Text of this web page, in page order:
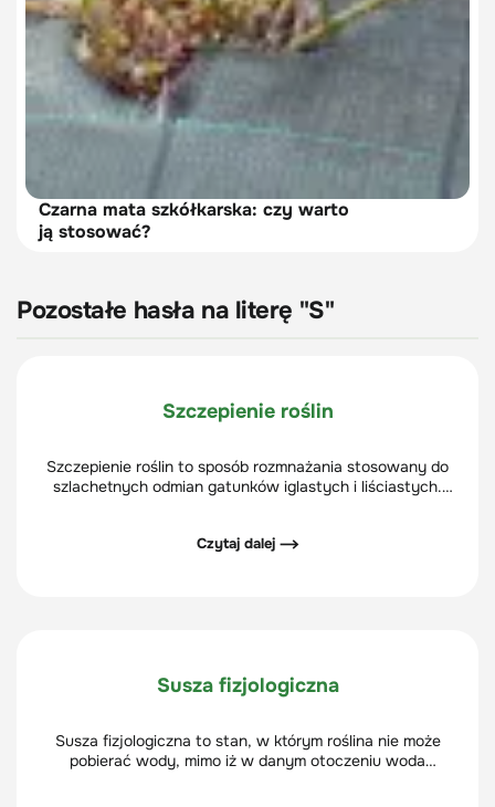
Czarna mata szkółkarska: czy warto
ją stosować?
Pozostałe hasła na literę "S"
Szczepienie roślin
Szczepienie roślin to sposób rozmnażania stosowany do
szlachetnych odmian gatunków iglastych i liściastych.
Czytaj dalej ⟶
Susza fizjologiczna
Susza fizjologiczna to stan, w którym roślina nie może
pobierać wody, mimo iż w danym otoczeniu woda